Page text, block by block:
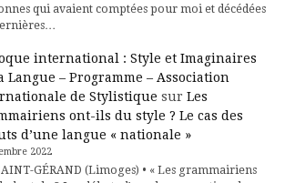
qui avaient comptées pour moi et décédées
international : Style et Imaginaires
Langue – Programme – Association
de Stylistique sur Les
ont-ils du style ? Le cas des
d’une langue « nationale »
2022
GÉRAND (Limoges) • « Les grammairiens